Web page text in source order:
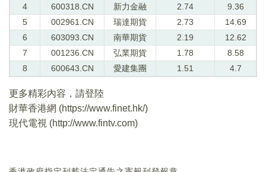
4
600318.CN 新力金融 2.74
9.36
5
002961.CN 瑞達期貨 2.73
14.69
6
603093.CN 南華期貨 2.19
12.62
7
001236.CN 弘業期貨 1.78
8.58
8
600643.CN 愛建集團 1.51 4.7
更多精彩內容，請登陸
財華香港網 (https://www.finet.hk/)
現代電視 (http://www.fintv.com)